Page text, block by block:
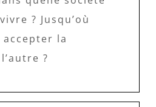
? Jusqu’où
la
?